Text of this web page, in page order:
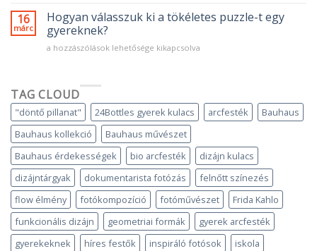
szettek
5000
Ft
alatt
táska,
megváltoztatja
a
bejegyzéshez
16
márc
Hogyan válasszuk ki a tökéletes puzzle-t egy
gyereknek?
Hogyan
tökéletes
puzzle-
t
egy
gyereknek?
bejegyzéshez
a hozzászólások lehetősége kikapcsolva
TAG CLOUD
"döntő pillanat" 24Bottles gyerek kulacs arcfesték
Bauhaus
Bauhaus kollekció
Bauhaus művészet
Bauhaus érdekességek
bio arcfesték
dizájn kulacs
dizájntárgyak
dokumentarista fotózás
felnőtt színezés
flow élmény
fotókompozíció fotóművészet
Frida Kahlo
funkcionális dizájn
geometriai formák
gyerek arcfesték
gyerekeknek
híres festők inspiráló fotósok
iskola